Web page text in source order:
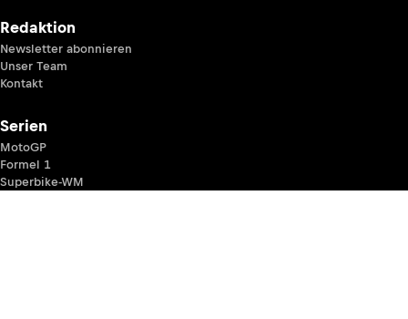
Redaktion
Newsletter abonnieren
Unser Team
Kontakt
Serien
MotoGP
Formel 1
Superbike-WM